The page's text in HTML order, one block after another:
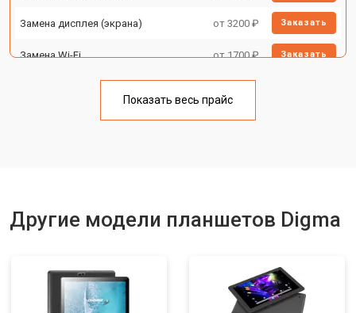
Замена дисплея (экрана) от 3200 ₽ Заказать
Замена Wi-Fi от 1700 ₽ Заказать
от 1750 ₽
Показать весь прайс
Другие модели планшетов Digma